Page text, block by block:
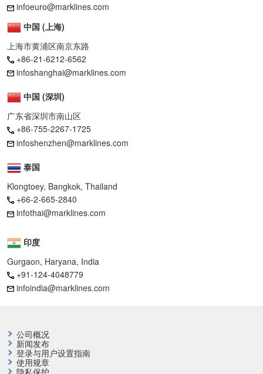
infoeuro@marklines.com
中国 (上海)
上海市黄浦区南京东路
+86-21-6212-6562
infoshanghai@marklines.com
中国 (深圳)
广东省深圳市南山区
+86-755-2267-1725
infoshenzhen@marklines.com
泰国
Klongtoey, Bangkok, Thailand
+66-2-665-2840
infothai@marklines.com
印度
Gurgaon, Haryana, India
+91-124-4048779
infoindia@marklines.com
公司概况
新闻发布
登录与用户设置指南
使用规章